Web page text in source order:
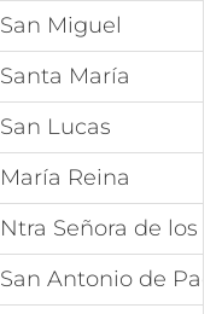
San Miguel
Santa María
San Lucas
María Reina
Ntra Señora de los
San Antonio de